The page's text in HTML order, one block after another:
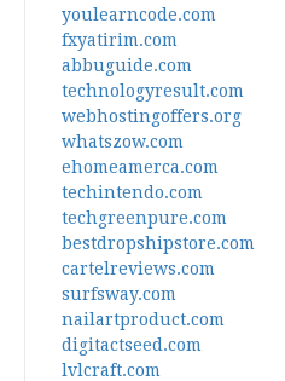
youlearncode.com
fxyatirim.com
abbuguide.com
technologyresult.com
webhostingoffers.org
whatszow.com
ehomeamerca.com
techintendo.com
techgreenpure.com
bestdropshipstore.com
cartelreviews.com
surfsway.com
nailartproduct.com
digitactseed.com
lvlcraft.com